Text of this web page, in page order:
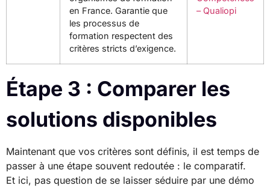
en France. Garantie que
les processus de
formation respectent des
critères stricts d’exigence.
– Qualiopi
Étape 3 : Comparer les
solutions disponibles
Maintenant que vos critères sont définis, il est temps de
passer à une étape souvent redoutée : le comparatif.
Et ici, pas question de se laisser séduire par une démo